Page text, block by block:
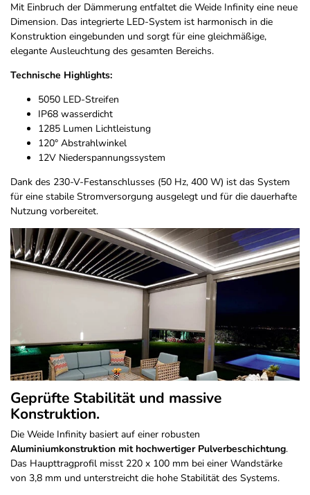
Mit Einbruch der Dämmerung entfaltet die Weide Infinity eine neue
Dimension. Das integrierte LED-System ist harmonisch in die
Konstruktion eingebunden und sorgt für eine gleichmäßige,
elegante Ausleuchtung des gesamten Bereichs.
Technische Highlights:
5050 LED-Streifen
IP68 wasserdicht
1285 Lumen Lichtleistung
120° Abstrahlwinkel
12V Niederspannungssystem
Dank des 230-V-Festanschlusses (50 Hz, 400 W) ist das System
für eine stabile Stromversorgung ausgelegt und für die dauerhafte
Nutzung vorbereitet.
Geprüfte Stabilität und massive
Konstruktion.
Die Weide Infinity basiert auf einer robusten
Aluminiumkonstruktion mit hochwertiger Pulverbeschichtung.
Das Haupttragprofil misst 220 x 100 mm bei einer Wandstärke
von 3,8 mm und unterstreicht die hohe Stabilität des Systems.